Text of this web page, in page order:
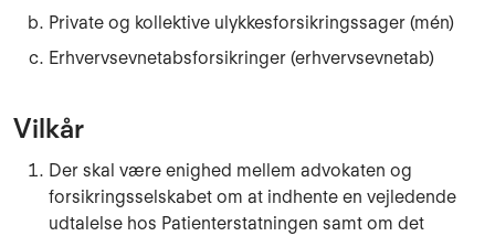
Private og kollektive ulykkesforsikringssager (mén)
Erhvervsevnetabsforsikringer (erhvervsevnetab)
Vilkår
Der skal være enighed mellem advokaten og
forsikringsselskabet om at indhente en vejledende
udtalelse hos Patienterstatningen samt om det